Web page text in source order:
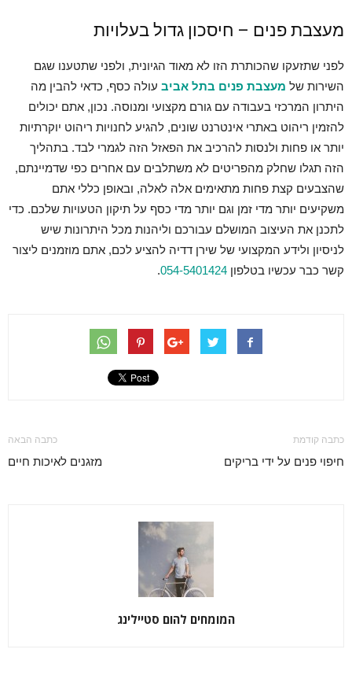
מעצבת פנים – חיסכון גדול בעלויות
לפני שתזעקו שהכותרת הזו לא מאוד הגיונית, ולפני שתטענו שגם
השירות של מעצבת פנים בתל אביב עולה כסף, כדאי להבין מה
היתרון המרכזי בעבודה עם גורם מקצועי ומנוסה. נכון, אתם יכולים
להזמין ריהוט באתרי אינטרנט שונים, להגיע לחנויות ריהוט יוקרתיות
יותר או פחות ולנסות להרכיב את הפאזל הזה לגמרי לבד. בתהליך
הזה תגלו שחלק מהפריטים לא משתלבים עם אחרים כפי שדמיינתם,
שהצבעים קצת פחות מתאימים אלה לאלה, ובאופן כללי אתם
משקיעים יותר מדי זמן וגם יותר מדי כסף על תיקון הטעויות שלכם. כדי
לתכנן את העיצוב המושלם עבורכם וליהנות מכל היתרונות שיש
לניסיון ולידע המקצועי של שירן דדיה להציע לכם, אתם מוזמנים ליצור
קשר כבר עכשיו בטלפון 054-5401424
.
כתבה קודמת
חיפוי פנים על ידי בריקים
כתבה הבאה
מזגנים לאיכות חיים
המומחים להום סטיילינג